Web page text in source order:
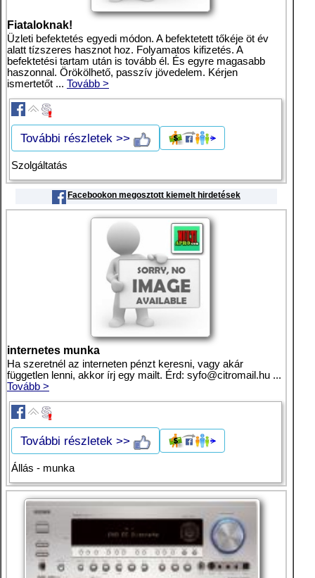
Fiataloknak!
Üzleti befektetés egyedi módon. A befektetett tőkéje öt év
alatt tízszeres hasznot hoz. Folyamatos kifizetés. A
befektetési tartam után is tovább él. És egyre magasabb
haszonnal. Örökölhető, passzív jövedelem. Kérjen
ismertetőt ... Tovább >
További részletek >>
Szolgáltatás
Facebookon megosztott kiemelt hirdetések
internetes munka
Ha szeretnél az interneten pénzt keresni, vagy akár
független lenni, akkor írj egy mailt. Érd: syfo@citromail.hu ...
Tovább >
További részletek >>
Állás - munka